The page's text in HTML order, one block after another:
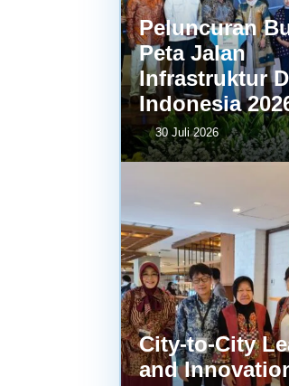
Peluncuran
Peta Jalan
Infrastruktur
Indonesia
30 Juli 2026
City-to-City
and